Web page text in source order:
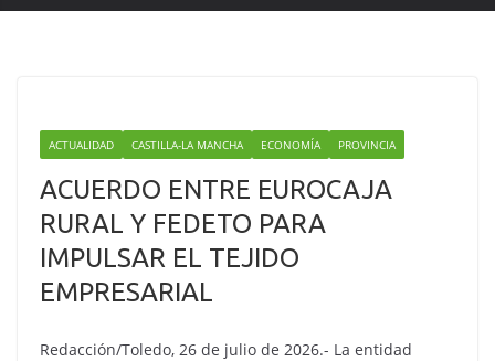
ACTUALIDAD CASTILLA-LA MANCHA ECONOMÍA PROVINCIA
ACUERDO ENTRE EUROCAJA
RURAL Y FEDETO PARA
IMPULSAR EL TEJIDO
EMPRESARIAL
Redacción/Toledo, 26 de julio de 2026.- La entidad